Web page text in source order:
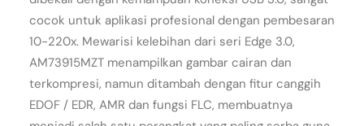
cocok untuk aplikasi profesional dengan pembesaran
10-220x. Mewarisi kelebihan dari seri Edge 3.0,
AM73915MZT menampilkan gambar cairan dan
terkompresi, namun ditambah dengan fitur canggih
EDOF / EDR, AMR dan fungsi FLC, membuatnya